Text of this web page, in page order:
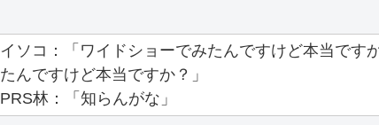
イソコ：「ワイドショーでみたんですけど本当です
たんですけど本当ですか？」
PRS林：「知らんがな」